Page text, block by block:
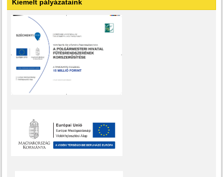
Kiemelt pályázataink